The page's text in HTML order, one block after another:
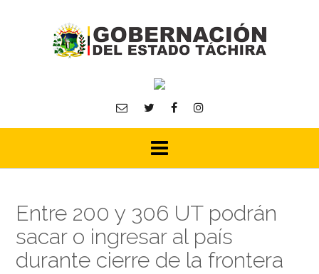
Entre 200 y 306 UT podrán
sacar o ingresar al país
durante cierre de la frontera